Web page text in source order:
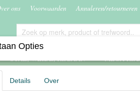
ons Voorwaarden Annuleren/retourneren
STAL, WEIDE, RIJBAAN MEGA
Vancouver
Opties
Details Over